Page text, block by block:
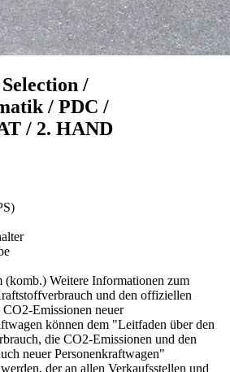
Selection /
/ PDC /
/ 2. HAND
(komb.) Weitere Informationen zum
und den offiziellen
CO2-Emissionen neuer
können dem "Leitfaden über den
die CO2-Emissionen und den
neuer Personenkraftwagen"
der an allen Verkaufsstellen und